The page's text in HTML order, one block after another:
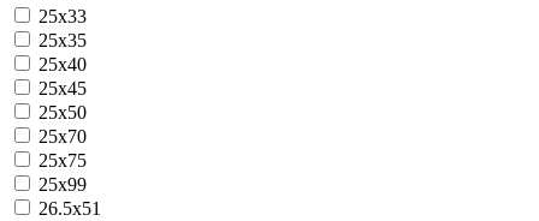
25х33
25х35
25х40
25х45
25х50
25х70
25х75
25х99
26.5x51